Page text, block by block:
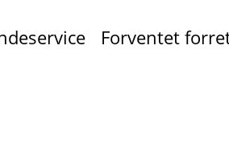
Forventet